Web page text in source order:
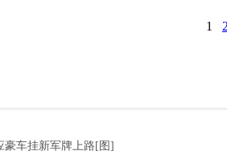
1
豪车挂新军牌上路[图]